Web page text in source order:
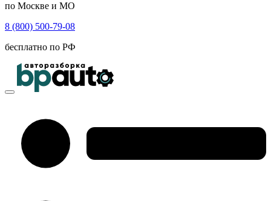
по Москве и МО
8 (800) 500-79-08
бесплатно по РФ